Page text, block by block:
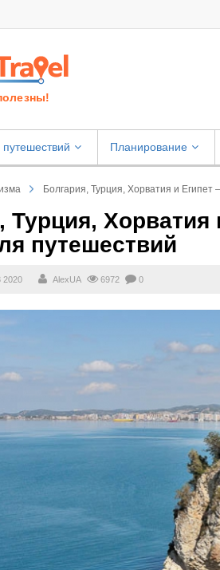
путешествий Планирование
Болгария, Турция, Хорватия и
Турция, Хорватия
путешествий
2020 AlexUA 6972 0